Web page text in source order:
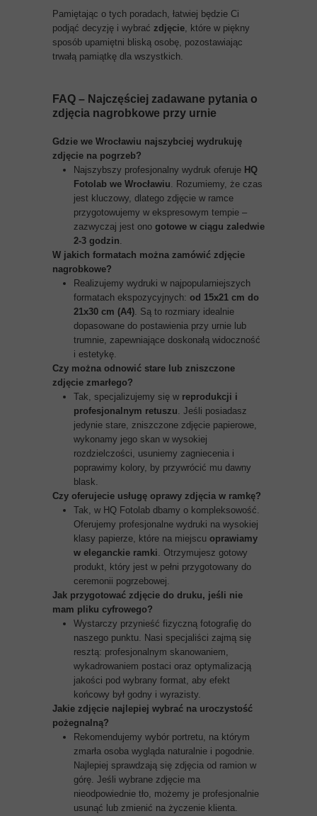
Pamiętając o tych poradach, łatwiej będzie Ci
podjąć decyzję i wybrać zdjęcie, które w piękny
sposób upamiętni bliską osobę, pozostawiając
trwałą pamiątkę dla wszystkich.
FAQ – Najczęściej zadawane pytania o
zdjęcia nagrobkowe przy urnie
Gdzie we Wrocławiu najszybciej wydrukuję
zdjęcie na pogrzeb?
Najszybszy profesjonalny wydruk oferuje HQ
Fotolab we Wrocławiu. Rozumiemy, że czas
jest kluczowy, dlatego zdjęcie w ramce
przygotowujemy w ekspresowym tempie –
zazwyczaj jest ono gotowe w ciągu zaledwie
2-3 godzin.
W jakich formatach można zamówić zdjęcie
nagrobkowe?
Realizujemy wydruki w najpopularniejszych
formatach ekspozycyjnych: od 15x21 cm do
21x30 cm (A4). Są to rozmiary idealnie
dopasowane do postawienia przy urnie lub
trumnie, zapewniające doskonałą widoczność
i estetykę.
Czy można odnowić stare lub zniszczone
zdjęcie zmarłego?
Tak, specjalizujemy się w reprodukcji i
profesjonalnym retuszu. Jeśli posiadasz
jedynie stare, zniszczone zdjęcie papierowe,
wykonamy jego skan w wysokiej
rozdzielczości, usuniemy zagniecenia i
poprawimy kolory, by przywrócić mu dawny
blask.
Czy oferujecie usługę oprawy zdjęcia w ramkę?
Tak, w HQ Fotolab dbamy o kompleksowość.
Oferujemy profesjonalne wydruki na wysokiej
klasy papierze, które na miejscu oprawiamy
w eleganckie ramki. Otrzymujesz gotowy
produkt, który jest w pełni przygotowany do
ceremonii pogrzebowej.
Jak przygotować zdjęcie do druku, jeśli nie
mam pliku cyfrowego?
Wystarczy przynieść fizyczną fotografię do
naszego punktu. Nasi specjaliści zajmą się
resztą: profesjonalnym skanowaniem,
wykadrowaniem postaci oraz optymalizacją
jakości pod wybrany format, aby efekt
końcowy był godny i wyrazisty.
Jakie zdjęcie najlepiej wybrać na uroczystość
pożegnalną?
Rekomendujemy wybór portretu, na którym
zmarła osoba wygląda naturalnie i pogodnie.
Najlepiej sprawdzają się zdjęcia od ramion w
górę. Jeśli wybrane zdjęcie ma
nieodpowiednie tło, możemy je profesjonalnie
usunąć lub zmienić na życzenie klienta.